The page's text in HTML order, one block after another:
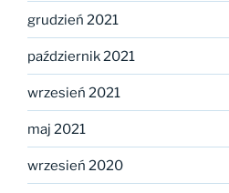
grudzień 2021
październik 2021
wrzesień 2021
maj 2021
wrzesień 2020